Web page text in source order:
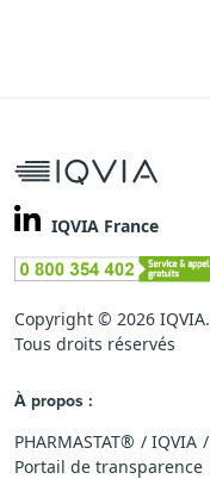
IQVIA France
Copyright © 2026 IQVIA.
Tous droits réservés
À propos :
PHARMASTAT® IQVIA
Portail de transparence